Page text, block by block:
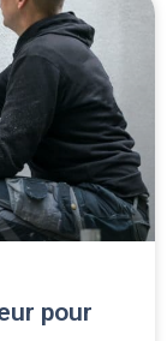
pour